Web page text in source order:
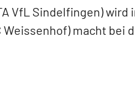
VfL Sindelfingen)
Weissenhof) macht bei